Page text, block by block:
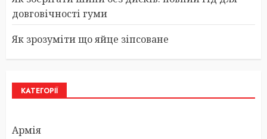
довговічності гуми
Як зрозуміти що яйце зіпсоване
КАТЕГОРІЇ
Армія